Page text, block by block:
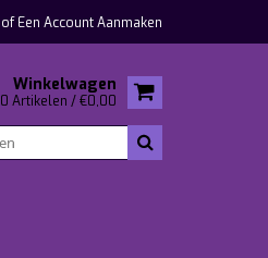
ofEen Account Aanmaken
Winkelwagen
0 Artikelen / €0,00